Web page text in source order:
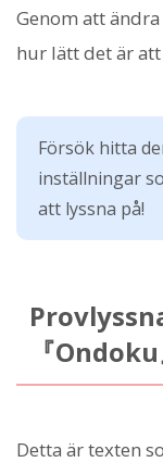
Genom att
hur lätt det är
Försök hitta
inställningar
att lyssna på!
『Ondoku
Detta är texten